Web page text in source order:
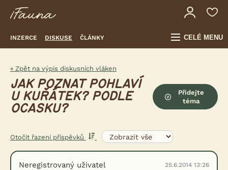
INZERCE DISKUSE ČLÁNKY CELÉ MENU
« Zpět na výpis diskusních vláken
JAK POZNAT POHLAVÍ
U KUŘÁTEK? PODLE
OCASKU?
Přidejte
téma
Otočit řazení příspěvků
Neregistrovaný uživatel 25.6.2014 13:26